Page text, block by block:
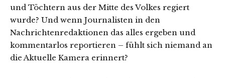
und Töchtern aus der Mitte des Volkes regiert
wurde? Und wenn Journalisten in den
Nachrichtenredaktionen das alles ergeben und
kommentarlos reportieren – fühlt sich niemand an
die Aktuelle Kamera erinnert?